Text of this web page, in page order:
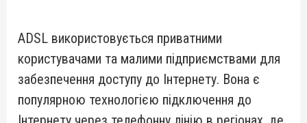
ADSL використовується приватними
користувачами та малими підприємствами для
забезпечення доступу до Інтернету. Вона є
популярною технологією підключення до